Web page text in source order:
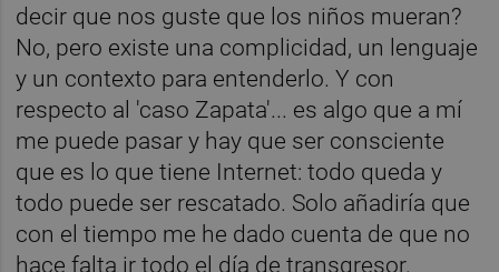
decir que nos guste que los niños mueran?
No, pero existe una complicidad, un lenguaje
y un contexto para entenderlo. Y con
respecto al 'caso Zapata'... es algo que a mí
me puede pasar y hay que ser consciente
que es lo que tiene Internet: todo queda y
todo puede ser rescatado. Solo añadiría que
con el tiempo me he dado cuenta de que no
hace falta ir todo el día de transgresor.